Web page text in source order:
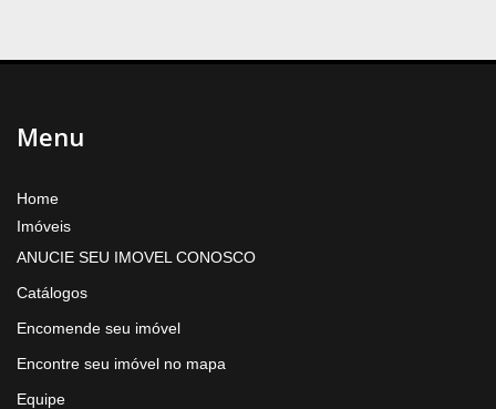
Menu
Home
Imóveis
ANUCIE SEU IMOVEL CONOSCO
Catálogos
Encomende seu imóvel
Encontre seu imóvel no mapa
Equipe